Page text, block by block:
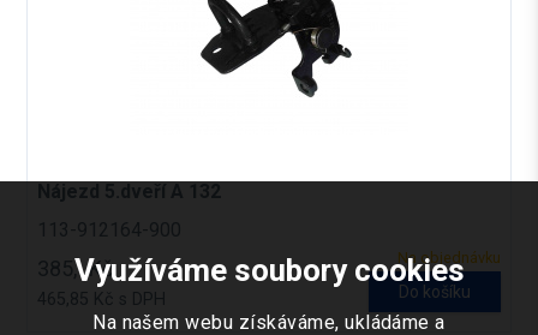
Nájezd 5.dveří A 132
113-912164-900
Na objednávku
385,- Kč
465,85 Kč s DPH Do košíku
Využíváme soubory cookies
Na našem webu získáváme, ukládáme a